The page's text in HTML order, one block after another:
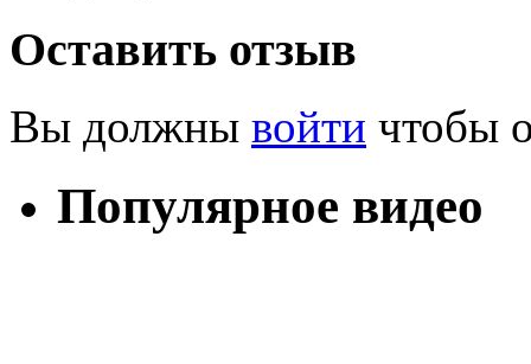
Оставить отзыв
Вы должны войти чтобы
Популярное видео